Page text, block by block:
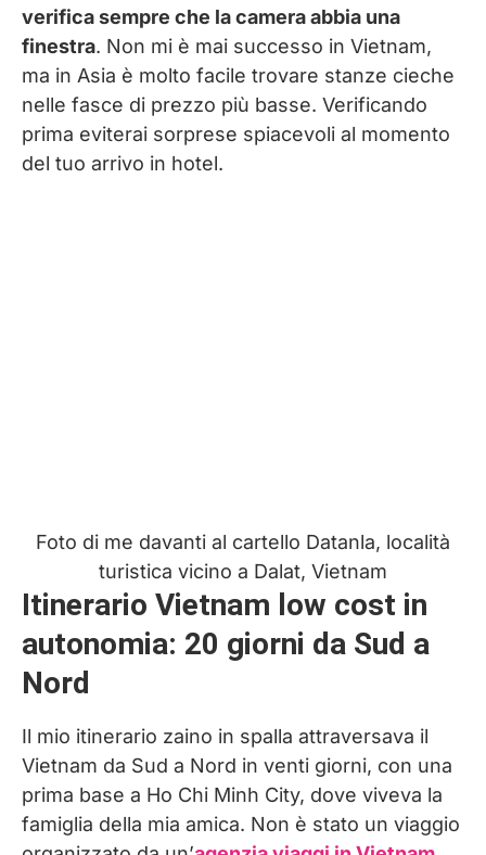
verifica sempre che la camera abbia una
finestra. Non mi è mai successo in Vietnam,
ma in Asia è molto facile trovare stanze cieche
nelle fasce di prezzo più basse. Verificando
prima eviterai sorprese spiacevoli al momento
del tuo arrivo in hotel.
Foto di me davanti al cartello Datanla, località
turistica vicino a Dalat, Vietnam
Itinerario Vietnam low cost in
autonomia: 20 giorni da Sud a
Nord
Il mio itinerario zaino in spalla attraversava il
Vietnam da Sud a Nord in venti giorni, con una
prima base a Ho Chi Minh City, dove viveva la
famiglia della mia amica. Non è stato un viaggio